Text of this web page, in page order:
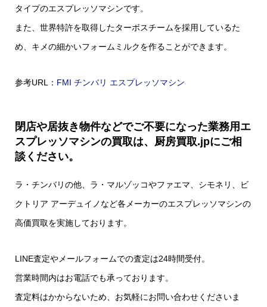
タイプのエスプレッソマシンです。
また、世界特許を取得したターボスチームを採用しているた
め、キメの細かいフォームミルクを作ることができます。
参考URL： FMI チンバリ エスプレッソマシン
閉店や居抜き物件などでご不要になった業務用エ
スプレッソマシンの買取は、厨房買取.jpにご相
談ください。
ラ・チンバリの他、ラ・マルゾッコやファエマ、シモネリ、ビ
クトリア アーデュイノなど各メーカーのエスプレッソマシンの
高価買取を実施しております。
LINE査定やメールフォームでの査定は24時間受付。
営業時間内はお電話でも承っております。
査定料はかからないため、お気軽にお問い合わせくださいま